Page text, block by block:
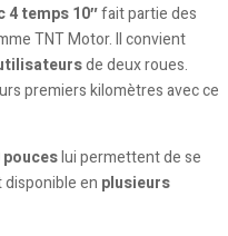
4 temps 10″fait partie des
TNT Motor. Il convient
de deux roues.
premiers kilomètres avec ce
pouceslui permettent de se
disponible en plusieurs